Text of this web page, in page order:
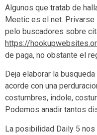
Algunos que tratab de
Meetic es el net.
pelo buscadores sobre
https://
de paga, no obstante el
Deja elaborar la
acorde con una
costumbres, indole,
Podemos anadir tantos
La posibilidad Daily 5